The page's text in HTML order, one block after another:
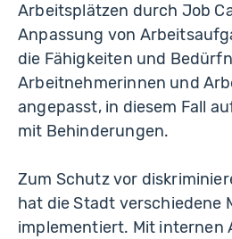
Arbeitsplätzen durch Job
Anpassung von
die Fähigkeiten und
Arbeitnehmerinnen und
angepasst, in diesem Fall
mit Behinderungen.
Zum Schutz vor
hat die Stadt verschiedene
implementiert. Mit internen